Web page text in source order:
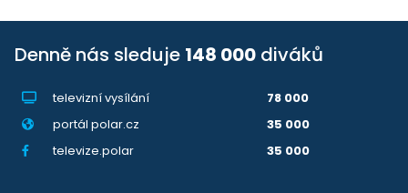
Denně nás sleduje 148 000 diváků
televizní vysílání
78 000
portál polar.cz
35 000
televize.polar
35 000